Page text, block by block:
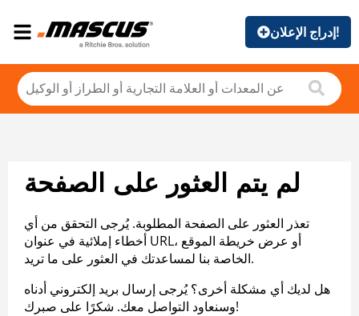
إدراج الإعلان!
لم يتم العثور على الصفحة
تعذر العثور على الصفحة المطلوبة. يُرجى التحقق من أي
أخطاء إملائية في عنوان URL، أو عرض خريطة الموقع
الخاصة بنا لمساعدتك في العثور على ما تريد.
هل لديك أي مشكلة أخرى؟ يُرجى إرسال بريد إلكتروني أدناه
وسنعاود التواصل معك. شكرًا على صبرك!